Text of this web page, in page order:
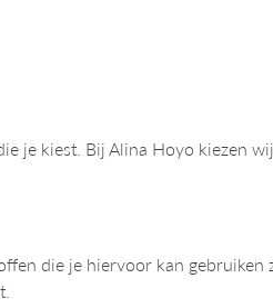
je kiest. Bij Alina Hoyo kiezen
die je hiervoor kan gebruiken